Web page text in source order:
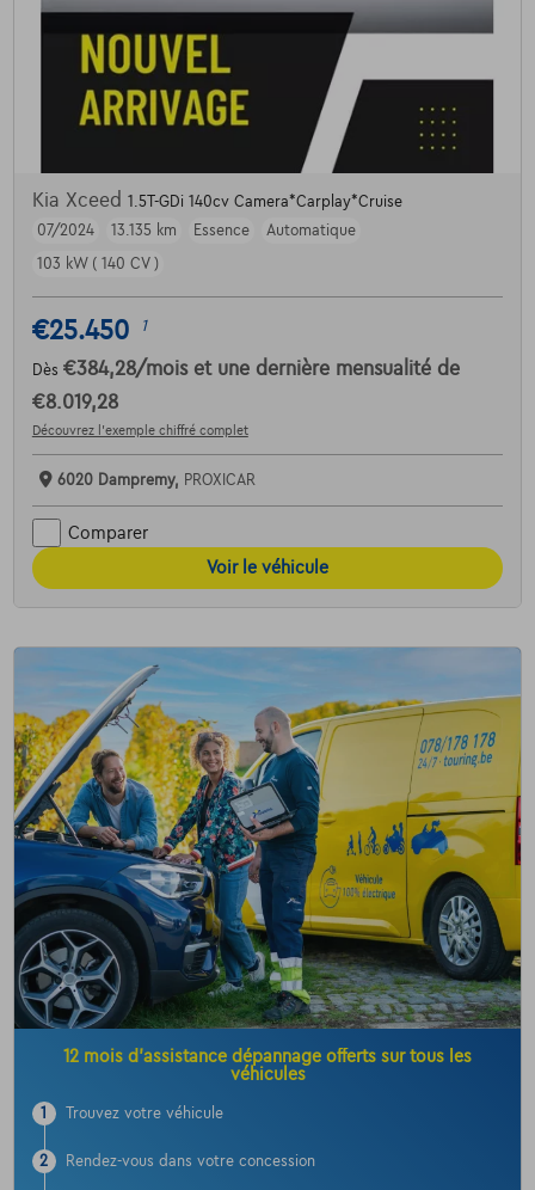
Kia Xceed 1.5T-GDi 140cv Camera*Carplay*Cruise
07/2024
13.135 km Essence
Automatique
103 kW ( 140 CV )
€25.450 1
Dès €384,28/mois et une dernière mensualité de
€8.019,28
Découvrez l’exemple chiffré complet
6020 Dampremy, PROXICAR
Comparer
Voir le véhicule
12 mois d’assistance dépannage offerts sur tous les
véhicules
1 Trouvez votre véhicule
2 Rendez-vous dans votre concession